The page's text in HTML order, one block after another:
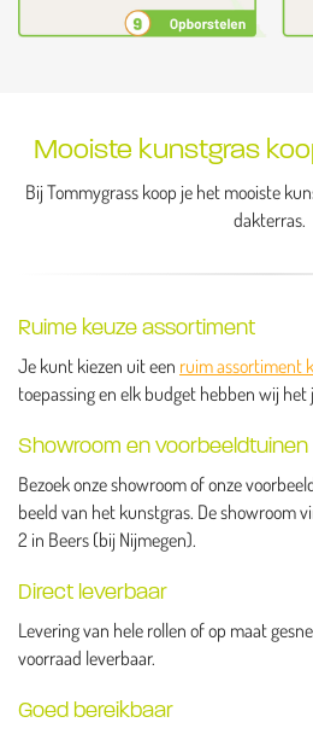
Mooiste kunstgras
Bij Tommygrass koop je het mooiste
dakterras.
Ruime keuze assortiment
Je kunt kiezen uit een ruim assortiment
toepassing en elk budget hebben wij het
Showroom en voorbeeldtuinen
Bezoek onze showroom of onze
beeld van het kunstgras. De showroom
2 in Beers (bij Nijmegen).
Direct leverbaar
Levering van hele rollen of op maat
voorraad leverbaar.
Goed bereikbaar